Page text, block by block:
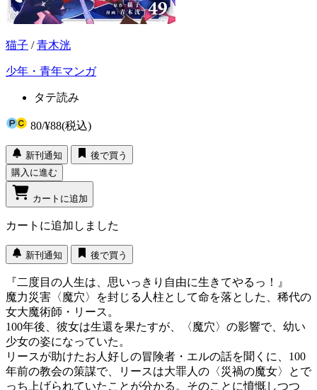
猫子 /青木洸
少年・青年マンガ
タテ読み
80/¥88(税込)
新刊通知
後で買う
購入に進む
カートに追加
カートに追加しました
新刊通知 後で買う
『二度目の人生は、思いっきり自由に生きてやるっ！』
魔力災害〈魔穴〉を封じる人柱として命を落とした、稀代の
女大魔術師・リース。
100年後、彼女は生還を果たすが、〈魔穴〉の影響で、幼い
少女の姿になっていた。
リースが助けたお人好しの冒険者・エルの話を聞くに、100
年前の教会の策謀で、リースは大罪人の〈災禍の魔女〉とで
っち上げられていたことが分かる。そのことに憤慨しつつ